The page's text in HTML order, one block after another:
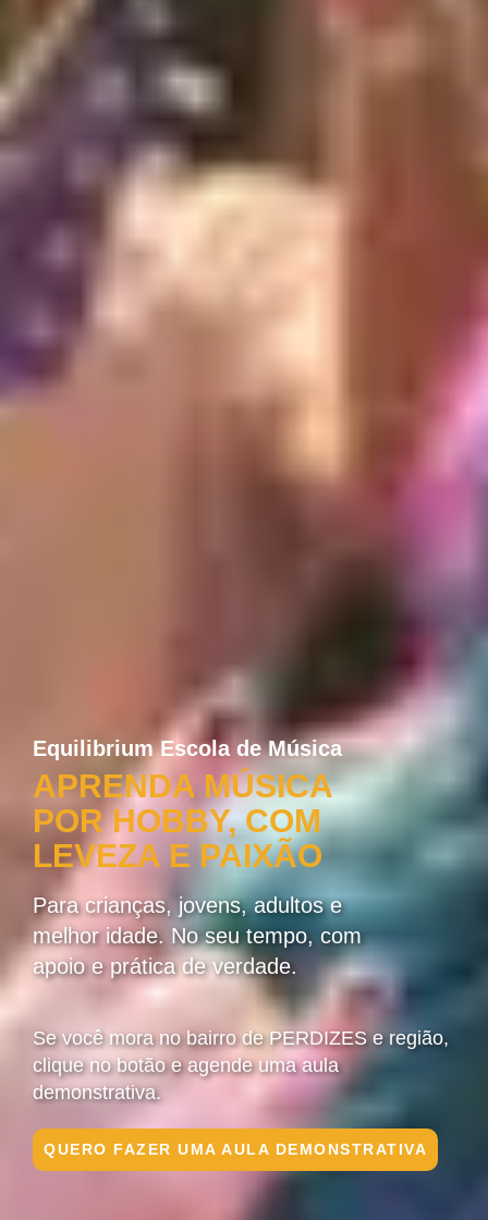
Equilibrium Escola de Música
APRENDA MÚSICA
POR HOBBY, COM
LEVEZA E PAIXÃO
Para crianças, jovens, adultos e
melhor idade. No seu tempo, com
apoio e prática de verdade.
Se você mora no bairro de PERDIZES e região,
clique no botão e agende uma aula
demonstrativa.
QUERO FAZER UMA AULA DEMONSTRATIVA